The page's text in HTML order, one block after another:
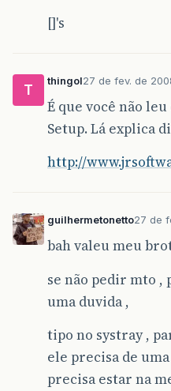
[]'s
T
thingol27 de fev. de
É que você não
Setup. Lá explica
http://
guilhermetonetto27 de
bah valeu meu
se não pedir mto ,
uma duvida ,
tipo no systray ,
ele precisa de
precisa estar na